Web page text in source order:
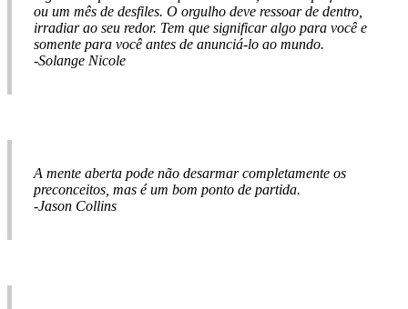
ou um mês de desfiles. O orgulho deve ressoar de dentro,
irradiar ao seu redor. Tem que significar algo para você e
somente para você antes de anunciá-lo ao mundo.
-Solange Nicole
A mente aberta pode não desarmar completamente os
preconceitos, mas é um bom ponto de partida.
-Jason Collins